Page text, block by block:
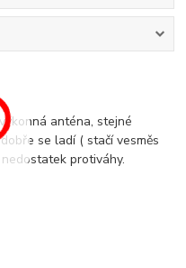
anténa, stejné
se ladí ( stačí vesměs
protiváhy.